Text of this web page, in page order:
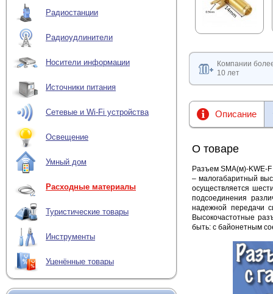
Радиостанции
Радиоудлинители
Носители информации
Источники питания
Сетевые и Wi-Fi устройства
Освещение
Умный дом
Расходные материалы
Туристические товары
Инструменты
Уценённые товары
Компании
10 лет
Описание
О товаре
Разъем SMA(м)-KWE-F
– малогабаритный
осуществляется
подсоединения
надежной передачи
Высокочастотные
быть: с байонетным